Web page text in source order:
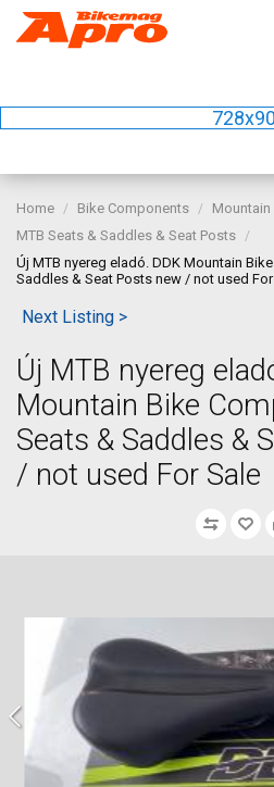
728x90
Home Bike Components
MTB Seats & Saddles & Seat Posts
Új MTB nyereg eladó. DDK Mountain
Saddles & Seat Posts new / not used
Next Listing >
Új MTB nyereg
Mountain Bike
Seats & Saddles &
/ not used For Sale